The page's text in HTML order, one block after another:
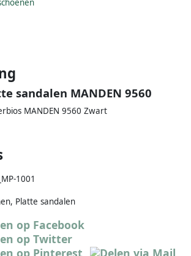
sandalen MANDEN 9560
MANDEN 9560 Zwart
1001
Platte sandalen